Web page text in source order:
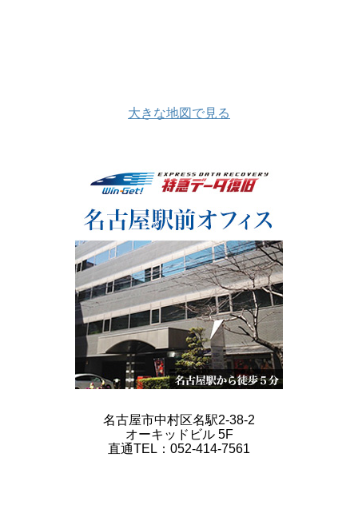
大きな地図で見る
名古屋市中村区名駅2-38-2
オーキッドビル 5F
直通TEL：052-414-7561